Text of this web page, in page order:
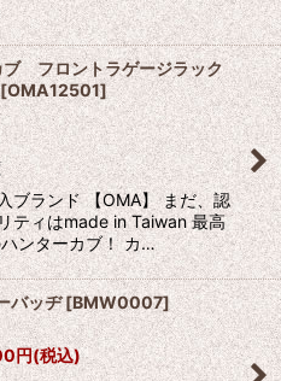
ブ フロントラゲージラック
[OMA12501]
ブランド 【OMA】 まだ、認
ティはmade in Taiwan 最高
ンターカブ！ カ…
バッヂ[BMW0007]
円(税込)